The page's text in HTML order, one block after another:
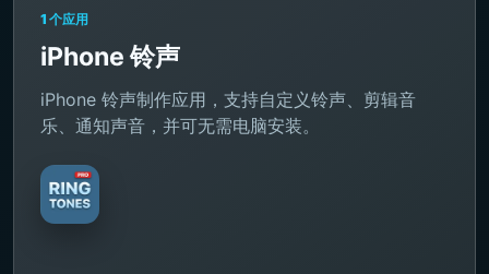
1 个应用
iPhone 铃声
iPhone 铃声制作应用，支持自定义铃声、剪辑音
乐、通知声音，并可无需电脑安装。